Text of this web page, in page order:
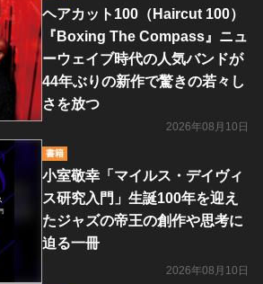
ヘアカット100（Haircut 100）
『Boxing The Compass』ニュ
ーウェイブ時代の人気バンドが
44年ぶりの新作で驚きの若々し
さを放つ
2026年08月10日
書籍
小室敬幸「マイルス・デイヴィ
ス研究入門」生誕100年を迎え
たジャズの帝王の創作や思考に
迫る一冊
2026年08月10日